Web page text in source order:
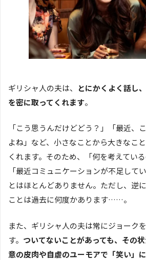
ギリシャ人の夫は、
とにかくよく話し
を密に取ってくれます。
「こう思うんだけどどう？」「最近、
よね」など、小さなことから大きなこ
くれます。そのため、「何を考えている
「最近コミュニケーションが不足して
とはほとんどありません。ただし、逆
ことは過去に何度かあります……。
また、ギリシャ人の夫は常にジョーク
す。 ついてないことがあっても、その
意の皮肉や自虐のユーモアで「笑い」